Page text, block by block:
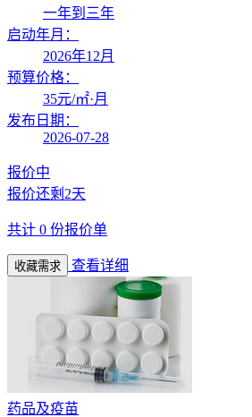
一年到三年
启动年月：
2026年12月
预算价格：
35元/㎡·月
发布日期：
2026-07-28
报价中
报价还剩 2天
共计 0 份报价单
收藏需求 查看详细
药品及疫苗